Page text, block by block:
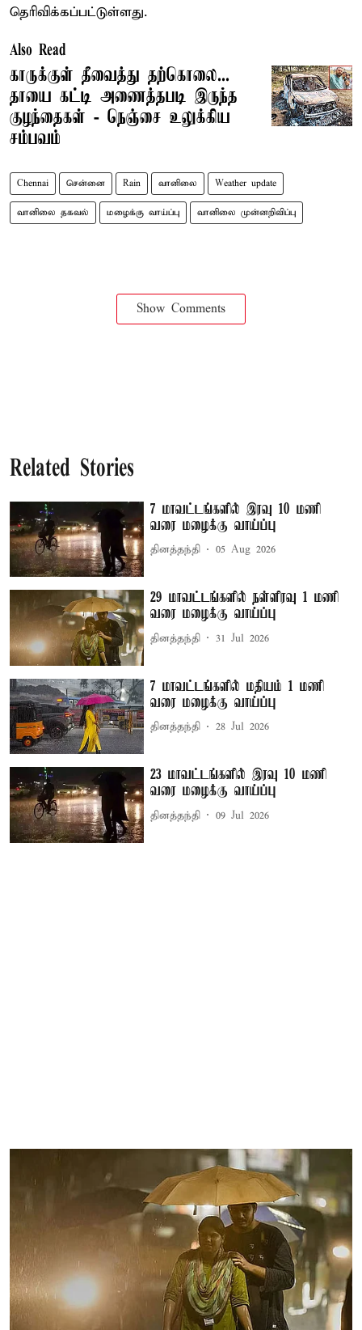
தெரிவிக்கப்பட்டுள்ளது.
Also Read
காருக்குள் தீவைத்து தற்கொலை...
தாயை கட்டி அணைத்தபடி இருந்த
குழந்தைகள் - நெஞ்சை உலுக்கிய
சம்பவம்
Chennai சென்னை Rain வானிலை Weather update
வானிலை தகவல் மழைக்கு வாய்ப்பு வானிலை முன்னறிவிப்பு
Show Comments
Related Stories
7 மாவட்டங்களில் இரவு 10 மணி
வரை மழைக்கு வாய்ப்பு
தினத்தந்தி 05 Aug 2026
29 மாவட்டங்களில் நள்ளிரவு 1 மணி
வரை மழைக்கு வாய்ப்பு
தினத்தந்தி 31 Jul 2026
7 மாவட்டங்களில் மதியம் 1 மணி
வரை மழைக்கு வாய்ப்பு
தினத்தந்தி 28 Jul 2026
23 மாவட்டங்களில் இரவு 10 மணி
வரை மழைக்கு வாய்ப்பு
தினத்தந்தி 09 Jul 2026